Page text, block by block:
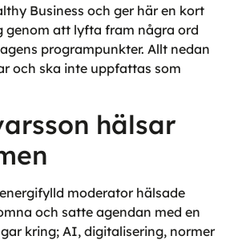
Business och ger här en kort
genom att lyfta fram några ord
programpunkter. Allt nedan
och ska inte uppfattas som
hälsar
moderator hälsade
och satte agendan med en
kring; AI, digitalisering, normer